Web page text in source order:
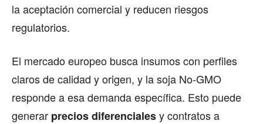
la aceptación comercial y reducen riesgos
regulatorios.
El mercado europeo busca insumos con perfiles
claros de calidad y origen, y la soja No-GMO
responde a esa demanda específica. Esto puede
generar precios diferencialesy contratos a